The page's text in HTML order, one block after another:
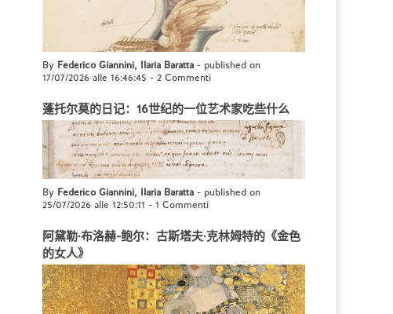
By Federico Giannini, Ilaria Baratta - published on
17/07/2026 alle 16:46:45 - 2 Commenti
蓬托尔莫的日记：16世纪的一位艺术家吃些什么
By Federico Giannini, Ilaria Baratta - published on
25/07/2026 alle 12:50:11 - 1 Commenti
阿黛勒·布洛赫-鲍尔：古斯塔夫·克林姆特的《金色
的女人》